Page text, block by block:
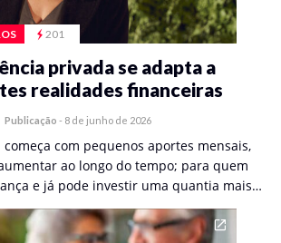
201
privada se adapta a
realidades financeiras
Publicação - 8 de junho de 2026
com pequenos aportes mensais,
ao longo do tempo; para quem
e já pode investir uma quantia mais…